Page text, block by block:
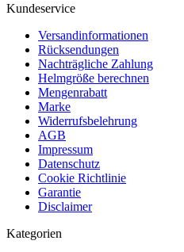
Kundeservice
Versandinformationen
Rücksendungen
Nachträgliche Zahlung
Helmgröße berechnen
Mengenrabatt
Marke
Widerrufsbelehrung
AGB
Impressum
Datenschutz
Cookie Richtlinie
Garantie
Disclaimer
Kategorien